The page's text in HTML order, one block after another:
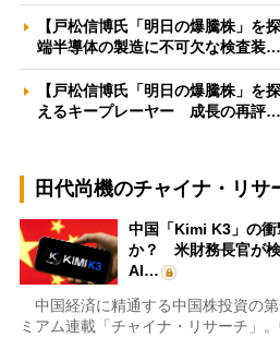
【戸松信博氏「明日の爆騰株」を
端半導体の製造に不可欠な検査装…
【戸松信博氏「明日の爆騰株」を
えるキープレーヤー 成長の再評…
田代尚機のチャイナ・リサ
中国「Kimi K3」の
か？ 米財務長官が
AI…
中国経済に精通する中国株投資の
ミアム連載「チャイナ・リサーチ」